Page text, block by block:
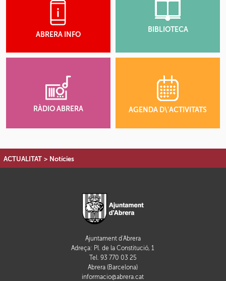
ABRERA INFO
BIBLIOTECA
RÀDIO ABRERA AGENDA D\'ACTIVITATS
ACTUALITAT > Notícies
Ajuntament d'Abrera
Adreça: Pl. de la Constitució, 1
Tel. 93 770 03 25
Abrera (Barcelona)
informacio@abrera.cat